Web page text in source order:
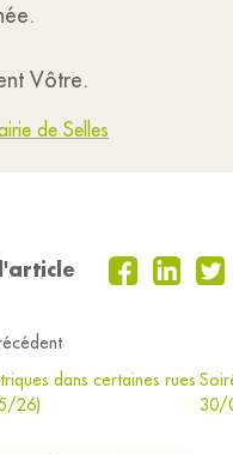
Vôtre.
de Selles
dans certaines rues
26)
30/